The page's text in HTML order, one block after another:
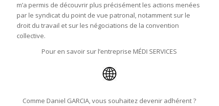
m’a permis de découvrir plus précisément les actions menées
par le syndicat du point de vue patronal, notamment sur le
droit du travail et sur les négociations de la convention
collective.
Pour en savoir sur l’entreprise MÉDI SERVICES
Comme Daniel GARCIA, vous souhaitez devenir adhérent ?